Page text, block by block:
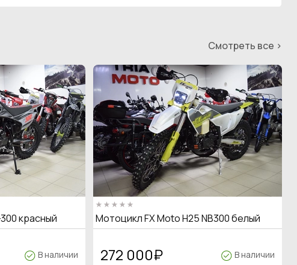
Смотреть все >
красный
В наличии
Мотоцикл FX Moto H25 NB300 белый
272 000₽ В наличии